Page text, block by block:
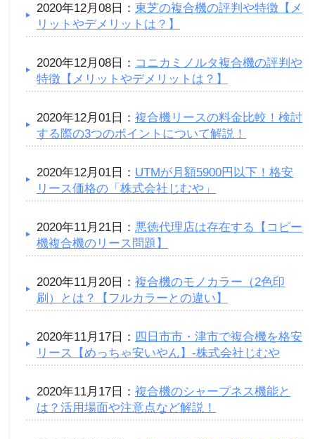
2020年12月08日： 東芝の複合機の評判や特徴【メ
リットやデメリットは？】
2020年12月08日： コニカミノルタ複合機の評判や
特徴【メリットやデメリットは？】
2020年12月01日： 複合機リースの料金比較！検討
する際の3つのポイントについて解説！
2020年12月01日： UTMが月額5900円以下！格安
リース価格の「株式会社じむや」
2020年11月21日： 悪徳代理店は存在する【コピー
機複合機のリース問題】
2020年11月20日： 複合機のモノカラー（2色印
刷）とは？【フルカラーとの違い】
2020年11月17日： 四日市市・津市で複合機を格安
リース【めっちゃ安いやん】-株式会社じむや
2020年11月17日： 複合機のシャープネス機能と
は？活用場面や注意点など解説！